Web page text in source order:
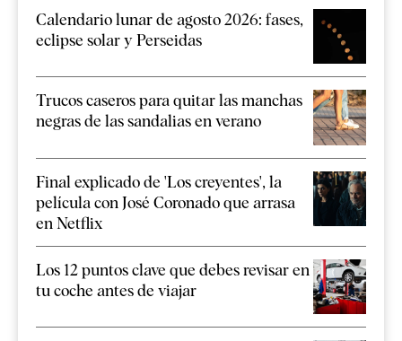
Calendario lunar de agosto 2026: fases,
eclipse solar y Perseidas
Trucos caseros para quitar las manchas
negras de las sandalias en verano
Final explicado de 'Los creyentes', la
película con José Coronado que arrasa
en Netflix
Los 12 puntos clave que debes revisar en
tu coche antes de viajar